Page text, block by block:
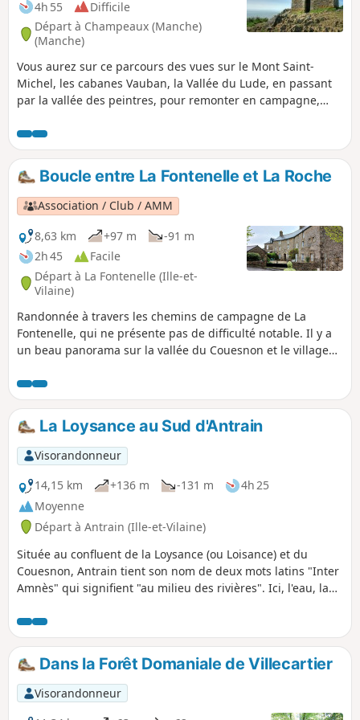
4h 55
Difficile
Départ à Champeaux (Manche)
(Manche)
Vous aurez sur ce parcours des vues sur le Mont Saint-
Michel, les cabanes Vauban, la Vallée du Lude, en passant
par la vallée des peintres, pour remonter en campagne,
quartier de Beausoleil à Saint-Pair.
Boucle entre La Fontenelle et La Roche
Association / Club / AMM
8,63 km
+97 m
-91 m
2h 45
Facile
Départ à La Fontenelle (Ille-et-
Vilaine)
Randonnée à travers les chemins de campagne de La
Fontenelle, qui ne présente pas de difficulté notable. Il y a
un beau panorama sur la vallée du Couesnon et le village
habitations est remarquable avec un décor des baies et des
portes en plein cintre à double rouleaux...
La Loysance au Sud d'Antrain
Visorandonneur
14,15 km
+136 m -131 m
4h 25
Moyenne
Départ à Antrain (Ille-et-Vilaine)
Située au confluent de la Loysance (ou Loisance) et du
Couesnon, Antrain tient son nom de deux mots latins "Inter
Amnès" qui signifient "au milieu des rivières". Ici, l'eau, la
offrir une balade des plus agréables. La Loysance
s'impatiente déjà de vous entraîner dans ses facéties
tourbillonnantes…
Dans la Forêt Domaniale de Villecartier
Visorandonneur